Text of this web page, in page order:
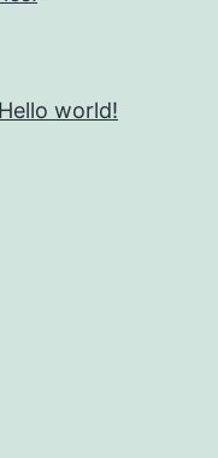
Hello world!